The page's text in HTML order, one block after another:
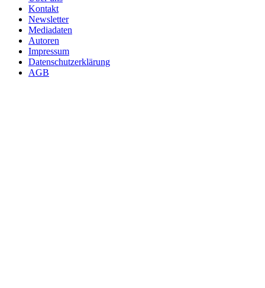
Kontakt
Newsletter
Mediadaten
Autoren
Impressum
Datenschutzerklärung
AGB